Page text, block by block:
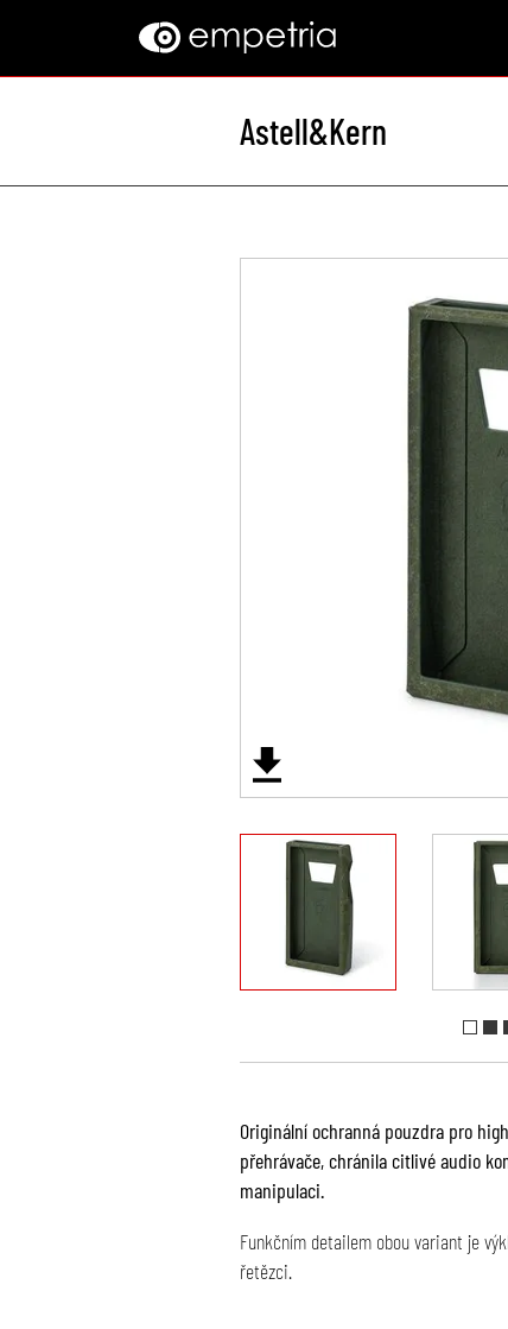
Astell&Kern
Originální ochranná pouzdra pro
přehrávače, chránila citlivé audio
manipulaci.
Funkčním detailem obou variant je
řetězci.